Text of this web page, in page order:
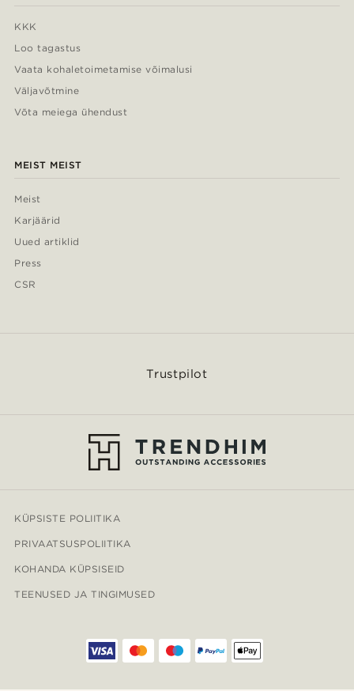
KKK
Loo tagastus
Vaata kohaletoimetamise võimalusi
Väljavõtmine
Võta meiega ühendust
MEIST MEIST
Meist
Karjäärid
Uued artiklid
Press
CSR
Trustpilot
KÜPSISTE POLIITIKA
PRIVAATSUSPOLIITIKA
KOHANDA KÜPSISEID
TEENUSED JA TINGIMUSED